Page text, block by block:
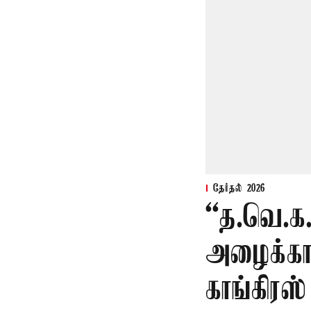
தேர்தல் 2026